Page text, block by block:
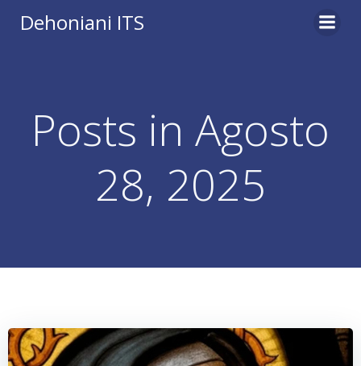
Dehoniani ITS
Posts in Agosto
28, 2025